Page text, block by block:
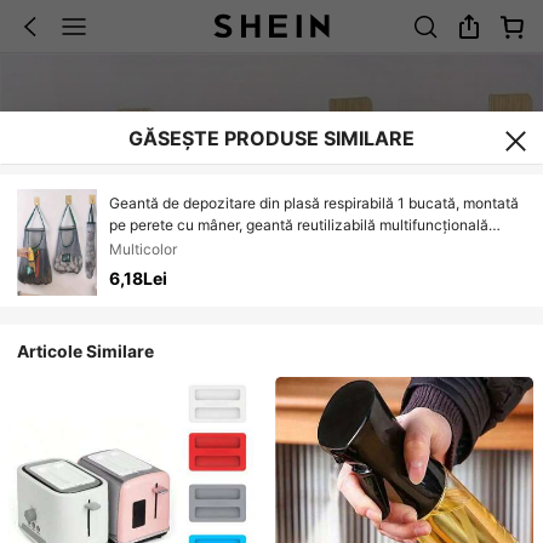
GĂSEȘTE PRODUSE SIMILARE
Geantă de depozitare din plasă respirabilă 1 bucată, montată
pe perete cu mâner, geantă reutilizabilă multifuncțională
pentru fructe și legume, organizator și depozitare pentru
casă, accesorii de bucătărie, coșuri, cutii și containere,
accesorii pentru articole esențiale pentru casă
Multicolor
6,18Lei
Articole Similare